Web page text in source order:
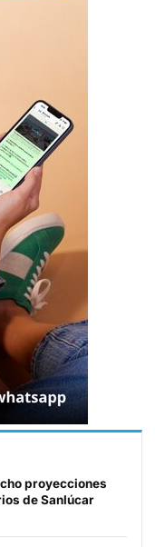
proyecciones
de Sanlúcar